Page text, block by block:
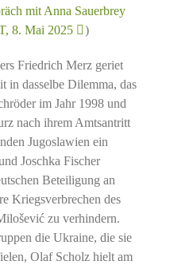
mit Anna Sauerbrey
8. Mai 2025
)
Friedrich Merz geriet
in dasselbe Dilemma, das
im Jahr 1998 und
nach ihrem Amtsantritt
Jugoslawien ein
Joschka Fischer
Beteiligung an
Kriegsverbrechen des
zu verhindern.
die Ukraine, die sie
Olaf Scholz hielt am